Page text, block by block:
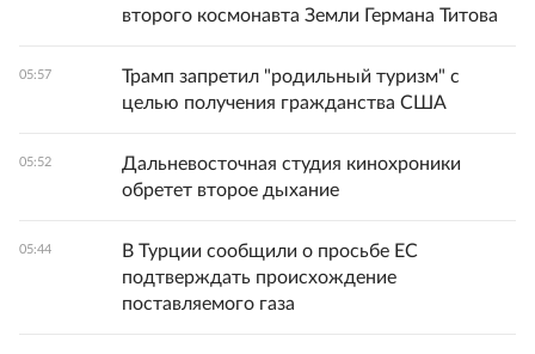
второго космонавта Земли Германа Титова
05:57
Трамп запретил "родильный туризм" с
целью получения гражданства США
05:52
Дальневосточная студия кинохроники
обретет второе дыхание
05:44
В Турции сообщили о просьбе ЕС
подтверждать происхождение
поставляемого газа